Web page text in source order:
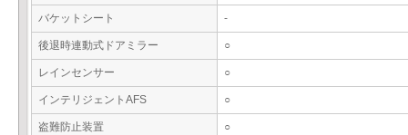
バケットシート -
後退時連動式ドアミラー ○
レインセンサー ○
インテリジェントAFS ○
盗難防止装置 ○